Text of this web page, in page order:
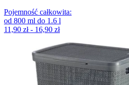
Pojemność całkowita:
od 800 ml do 1.6 l
11,90 zł - 16,90 zł